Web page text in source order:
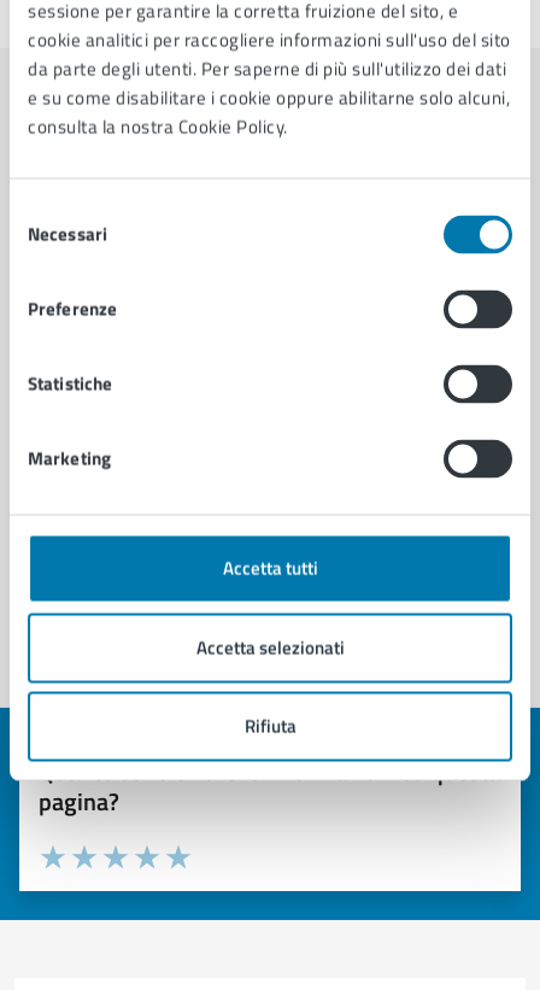
sessione per garantire la corretta fruizione del sito, e
cookie analitici per raccogliere informazioni sull'uso del sito
da parte degli utenti. Per saperne di più sull'utilizzo dei dati
e su come disabilitare i cookie oppure abilitarne solo alcuni,
consulta la nostra Cookie Policy.
delNecessari
Preferenze
Statistiche
Marketing
Accetta tutti
Accetta selezionati
Rifiuta
Ultimo aggiornamento:26/06/2026, 11:50
Contenuti correlati
Richiesta trasformazione del diritto di superficie
Richiesta Modifica Classe di Valore degli Edifici
Quanto sono chiare le informazioni su questa
pagina?
Valuta 5 stelle su 5
Valuta 4 stelle su 5
Valuta 3 stelle su 5
Valuta 2 stelle su 5
Valuta 1 stelle su 5